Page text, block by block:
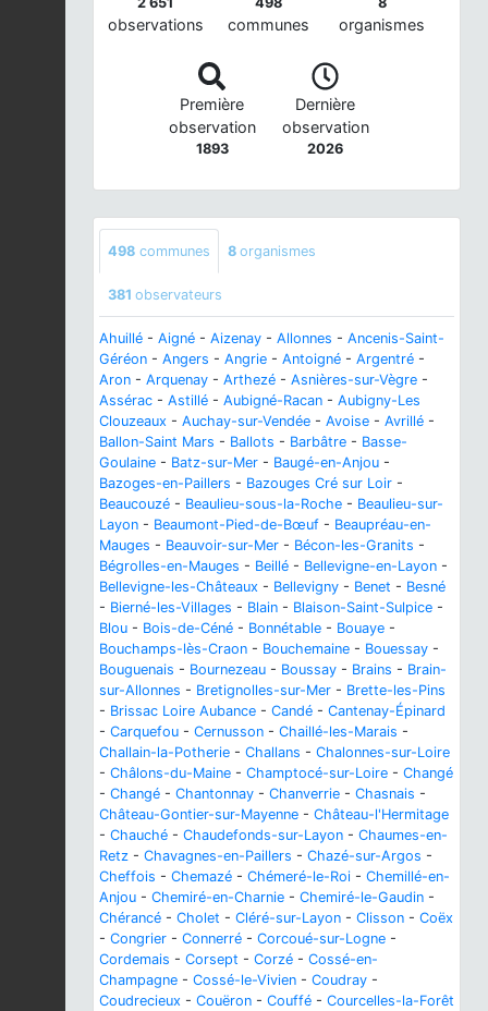
observations communes organismes
Première
observation
1893
Dernière
observation
2026
498 communes 8 organismes
381 observateurs
Ahuillé - Aigné - Aizenay - Allonnes - Ancenis-Saint-
Géréon - Angers - Angrie - Antoigné - Argentré -
Aron - Arquenay - Arthezé - Asnières-sur-Vègre -
Assérac - Astillé - Aubigné-Racan - Aubigny-Les
Clouzeaux - Auchay-sur-Vendée - Avoise - Avrillé -
Ballon-Saint Mars - Ballots - Barbâtre - Basse-
Goulaine - Batz-sur-Mer - Baugé-en-Anjou -
Bazoges-en-Paillers - Bazouges Cré sur Loir -
Beaucouzé - Beaulieu-sous-la-Roche - Beaulieu-sur-
Layon - Beaumont-Pied-de-Bœuf - Beaupréau-en-
Mauges - Beauvoir-sur-Mer - Bécon-les-Granits -
Bégrolles-en-Mauges - Beillé - Bellevigne-en-Layon -
Bellevigne-les-Châteaux - Bellevigny - Benet - Besné
- Bierné-les-Villages - Blain - Blaison-Saint-Sulpice -
Blou - Bois-de-Céné - Bonnétable - Bouaye -
Bouchamps-lès-Craon - Bouchemaine - Bouessay -
Bouguenais - Bournezeau - Boussay - Brains - Brain-
sur-Allonnes - Bretignolles-sur-Mer - Brette-les-Pins
- Brissac Loire Aubance - Candé - Cantenay-Épinard
- Carquefou - Cernusson - Chaillé-les-Marais -
Challain-la-Potherie - Challans - Chalonnes-sur-Loire
- Châlons-du-Maine - Champtocé-sur-Loire - Changé
- Changé - Chantonnay - Chanverrie - Chasnais -
Château-Gontier-sur-Mayenne - Château-l'Hermitage
- Chauché - Chaudefonds-sur-Layon - Chaumes-en-
Retz - Chavagnes-en-Paillers - Chazé-sur-Argos -
Cheffois - Chemazé - Chémeré-le-Roi - Chemillé-en-
Anjou - Chemiré-en-Charnie - Chemiré-le-Gaudin -
Chérancé - Cholet - Cléré-sur-Layon - Clisson - Coëx
- Congrier - Connerré - Corcoué-sur-Logne -
Cordemais - Corsept - Corzé - Cossé-en-
Champagne - Cossé-le-Vivien - Coudray -
Coudrecieux - Couëron - Couffé - Courcelles-la-Forêt